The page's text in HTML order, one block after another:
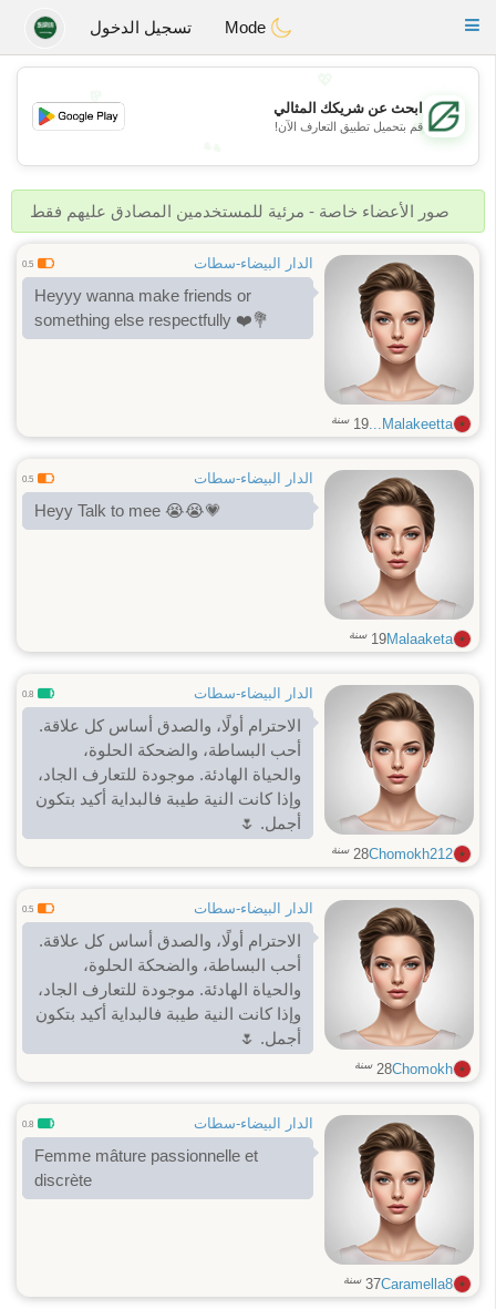
GulfDating
Toggle
تسجيل الدخول
💖
💕
ابحث عن شريكك المثالي
قم بتحميل تطبيق التعارف الآن!
صور الأعضاء خاصة - مرئية للمستخدمين المصادق عليهم فقط
الدار البيضاء-سطات 0.5
Heyyy wanna make friends or
something else respectfully ❤️💐
Malakeetta...
19 سنة
الدار البيضاء-سطات 0.5
Heyy Talk to mee 😭😭💗
Malaaketa
19 سنة
الدار البيضاء-سطات 0.8
الاحترام أولًا، والصدق أساس كل علاقة.
أحب البساطة، والضحكة الحلوة،
والحياة الهادئة. موجودة للتعارف الجاد،
وإذا كانت النية طيبة فالبداية أكيد بتكون
أجمل. 🌷
Chomokh212
28 سنة
الدار البيضاء-سطات 0.5
الاحترام أولًا، والصدق أساس كل علاقة.
أحب البساطة، والضحكة الحلوة،
والحياة الهادئة. موجودة للتعارف الجاد،
وإذا كانت النية طيبة فالبداية أكيد بتكون
أجمل. 🌷
Chomokh
28 سنة
الدار البيضاء-سطات 0.8
Femme mâture passionnelle et
discrète
Caramella8
37 سنة